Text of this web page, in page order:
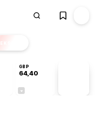
EKSTRA
GBP
64,40